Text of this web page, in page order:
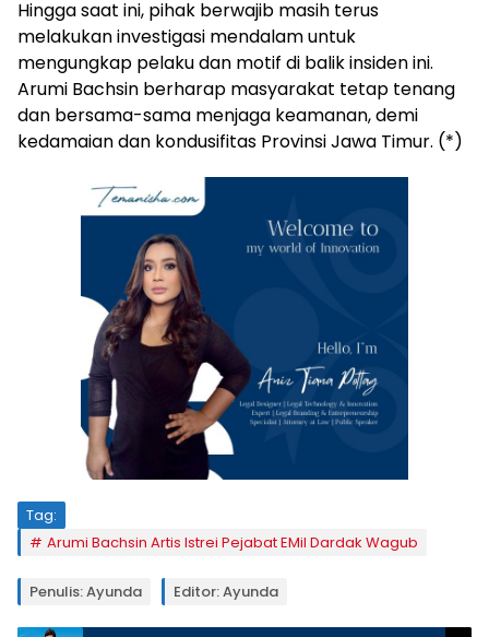
Hingga saat ini, pihak berwajib masih terus
melakukan investigasi mendalam untuk
mengungkap pelaku dan motif di balik insiden ini.
Arumi Bachsin berharap masyarakat tetap tenang
dan bersama-sama menjaga keamanan, demi
kedamaian dan kondusifitas Provinsi Jawa Timur. (*)
Tag:
Arumi Bachsin Artis Istrei Pejabat EMil Dardak Wagub
Penulis: Ayunda Editor: Ayunda